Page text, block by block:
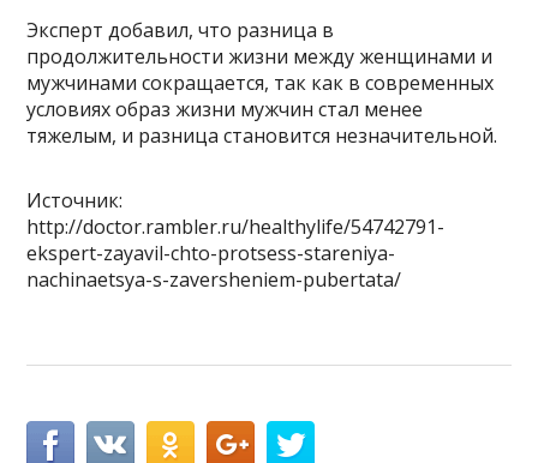
Эксперт добавил, что разница в
продолжительности жизни между женщинами и
мужчинами сокращается, так как в современных
условиях образ жизни мужчин стал менее
тяжелым, и разница становится незначительной.
Источник:
http://doctor.rambler.ru/healthylife/54742791-
ekspert-zayavil-chto-protsess-stareniya-
nachinaetsya-s-zaversheniem-pubertata/